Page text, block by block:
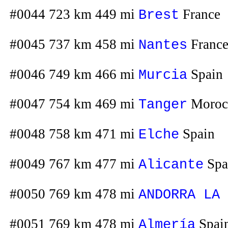
#0044 723 km 449 mi Brest France
#0045 737 km 458 mi Nantes France
#0046 749 km 466 mi MurciaSpain
#0047 754 km 469 mi Tanger
#0048 758 km 471 mi Elche Spain
#0049 767 km 477 mi Alicante
#0050 769 km 478 mi ANDORRA LA
#0051 769 km 478 mi Almería